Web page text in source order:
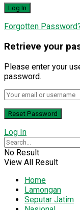
Forgotten
Retrieve your
Please enter your
password.
Log In
No Result
View All Result
Home
Lamongan
Seputar Jatim